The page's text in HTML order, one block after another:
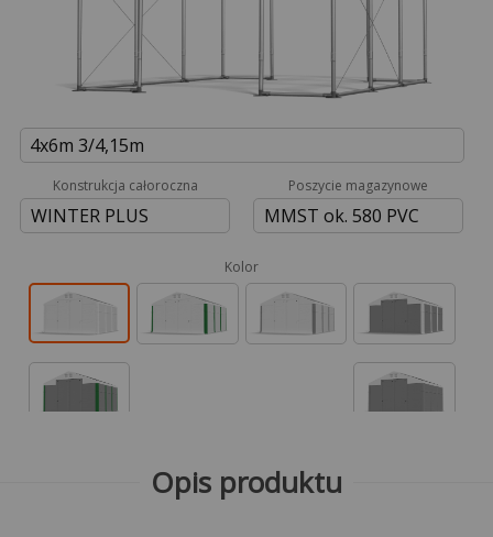
4x6m 3/4,15m
Konstrukcja całoroczna
WINTER PLUS
Poszycie magazynowe
MMST ok. 580 PVC
Kolor
Opis produktu